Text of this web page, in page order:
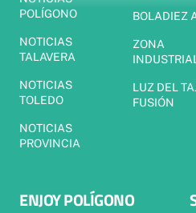
POLÍGONO
NOTICIAS
TALAVERA
NOTICIAS
TOLEDO
NOTICIAS
PROVINCIA
BOLADIEZ
ZONA
LUZ DEL
FUSIÓN
ENJOY POLÍGONO